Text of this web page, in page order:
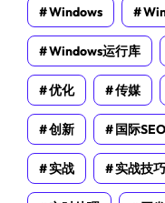
Windows
Windows运行库
优化 传媒
创新 国际SEO
实战 实战技巧